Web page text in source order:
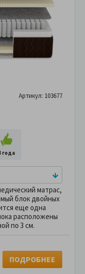
Артикул: 103677
года
матрас,
блок двойных
еще одна
расположены
по 3 см.
ПОДРОБНЕЕ